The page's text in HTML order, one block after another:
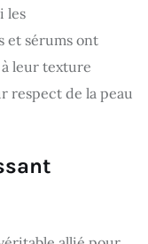
les
et sérums ont
leur texture
respect de la peau